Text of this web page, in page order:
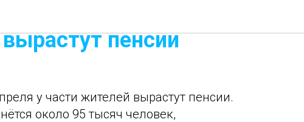
с 1 апреля у части
пенсии
у части жителей вырастут пенсии.
около 95 тысяч человек,